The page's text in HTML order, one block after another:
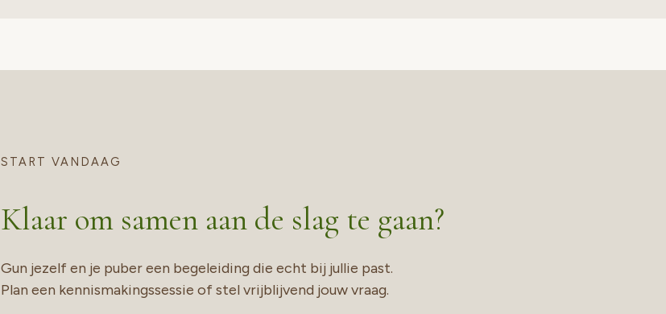
START VANDAAG
Klaar om samen aan de slag te gaan?
Gun jezelf en je puber een begeleiding die echt bij jullie past.
Plan een kennismakingssessie of stel vrijblijvend jouw vraag.